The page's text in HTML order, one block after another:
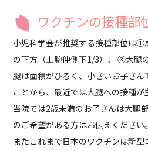
ワクチンの接種部
小児科学会が推奨する接種部位は
の下方（上腕伸側下1/3）、 ③大腿
腿は面積がひろく、小さいお子さん
ことから、最近では大腿への接種が
当院では2歳未満のお子さんは大腿
のご希望がある方はお伝えください。
またこれまで日本のワクチンは新